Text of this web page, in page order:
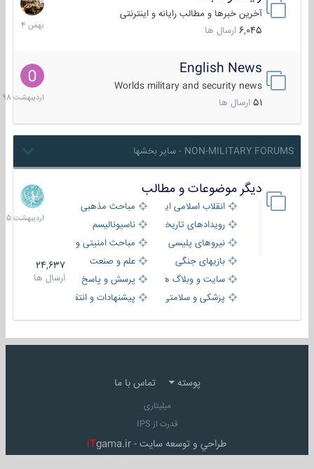
آخرین خبرها و مطالب رایانه و اینترنتی
6,045 ارسال ها
بهمن
1404
English News
Worlds military and security news
51 ارسال ها
10
1398
NON-MILITARY FORUMS - سایر بخشها
دیگر موضوعات و مطالب
انقلاب اسلامی ایران
مباحث مذهبی
رویدادهای تاریخی و مذهبیناسیونالیسم
نیروهای پلیسی
مباحث امنیتی و اطلاعاتی
بازیهای جنگی
علم و صنعت
سایت و وبلاگ ها
پرسش و پاسخ
پزشکی و سلامتی
پیشنهادات و انتقادات
24,637
ارسال ها
8
1405
پوسته تماس با ما
میلیتاری
قدرت از IPS
طراحي و توسعه سايت - iTgama.ir